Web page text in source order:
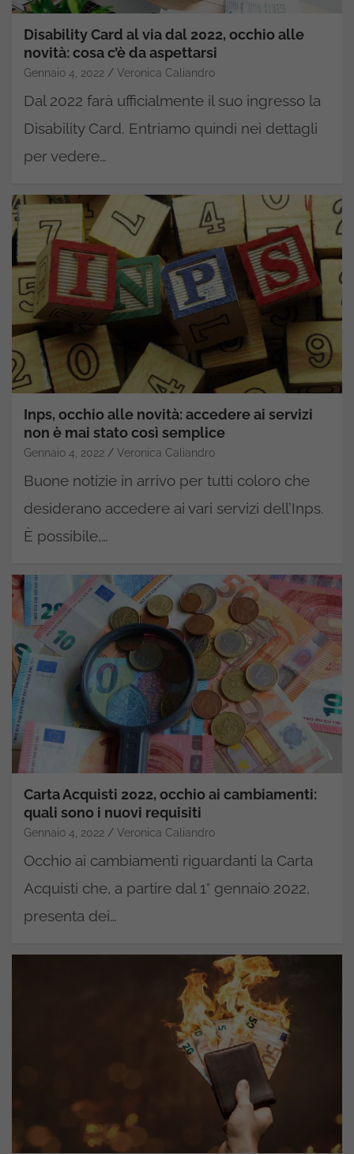
Disability Card al via dal 2022, occhio alle
novità: cosa c’è da aspettarsi
Gennaio 4, 2022 Veronica Caliandro
Dal 2022 farà ufficialmente il suo ingresso la
Disability Card. Entriamo quindi nei dettagli
per vedere…
Inps, occhio alle novità: accedere ai servizi
non è mai stato così semplice
Gennaio 4, 2022 Veronica Caliandro
Buone notizie in arrivo per tutti coloro che
desiderano accedere ai vari servizi dell’Inps.
È possibile,…
Carta Acquisti 2022, occhio ai cambiamenti:
quali sono i nuovi requisiti
Gennaio 4, 2022 Veronica Caliandro
Occhio ai cambiamenti riguardanti la Carta
Acquisti che, a partire dal 1° gennaio 2022,
presenta dei…